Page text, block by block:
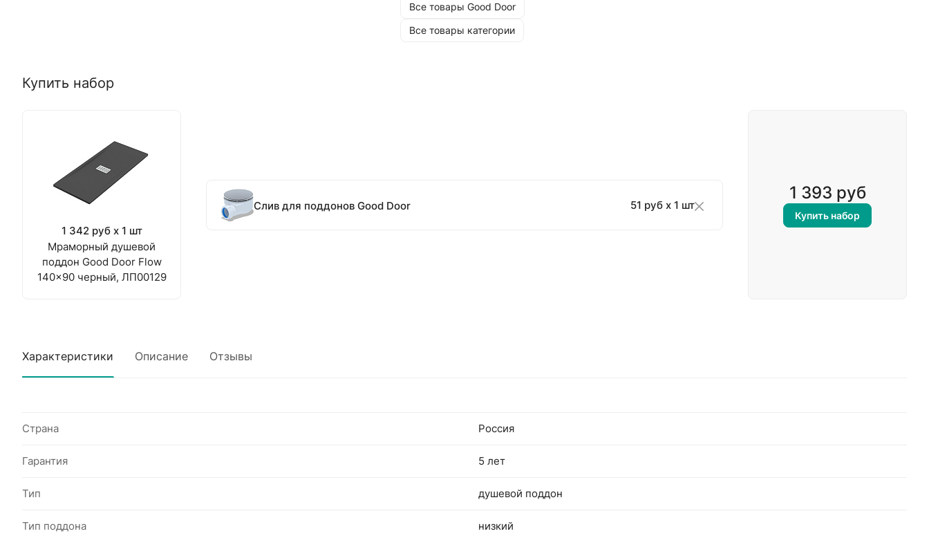
Все товары Good Door
Все товары категории
Купить набор
1 342 руб x 1 шт
Мраморный душевой
поддон Good Door Flow
140x90 черный, ЛП00129
Слив для поддонов Good Door 51 руб x 1 шт
1 393 руб
Купить набор
Характеристики Описание Отзывы
Страна Россия
Гарантия 5 лет
Тип душевой поддон
Тип поддона низкий